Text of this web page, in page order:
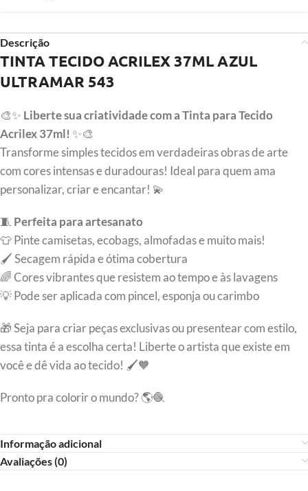
Descrição
TINTA TECIDO ACRILEX 37ML AZUL
ULTRAMAR 543
🎨✨ Liberte sua criatividade com a Tinta para Tecido
Acrilex 37ml! ✨🎨
Transforme simples tecidos em verdadeiras obras de arte
com cores intensas e duradouras! Ideal para quem ama
personalizar, criar e encantar! 💫
🧵 Perfeita para artesanato
👕 Pinte camisetas, ecobags, almofadas e muito mais!
🖌️ Secagem rápida e ótima cobertura
🌈 Cores vibrantes que resistem ao tempo e às lavagens
💡 Pode ser aplicada com pincel, esponja ou carimbo
🎁 Seja para criar peças exclusivas ou presentear com estilo,
essa tinta é a escolha certa! Liberte o artista que existe em
você e dê vida ao tecido! 🖌️🧡
Pronto pra colorir o mundo? 🌎🧶
Informação adicional
Avaliações (0)